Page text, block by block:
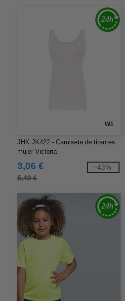
W1
JHK JK422 - Camiseta de tirantes
mujer Victoria
3,06 €
5,40 €
-43%